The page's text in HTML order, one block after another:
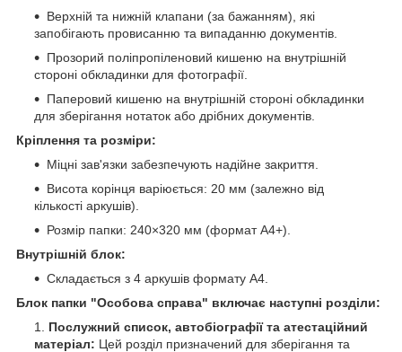
Верхній та нижній клапани (за бажанням), які
запобігають провисанню та випаданню документів.
Прозорий поліпропіленовий кишеню на внутрішній
стороні обкладинки для фотографії.
Паперовий кишеню на внутрішній стороні обкладинки
для зберігання нотаток або дрібних документів.
Кріплення та розміри:
Міцні зав'язки забезпечують надійне закриття.
Висота корінця варіюється: 20 мм (залежно від
кількості аркушів).
Розмір папки: 240×320 мм (формат А4+).
Внутрішній блок:
Складається з 4 аркушів формату А4.
Блок папки "Особова справа" включає наступні розділи:
Послужний список, автобіографії та атестаційний
матеріал: Цей розділ призначений для зберігання та